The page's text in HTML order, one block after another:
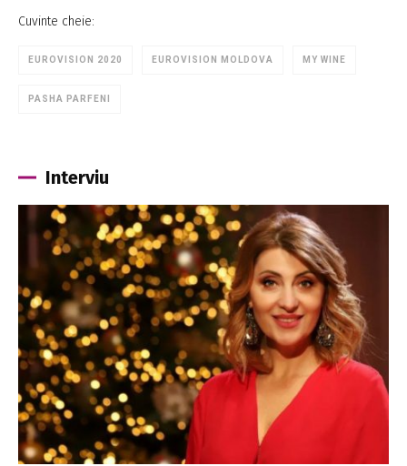
Cuvinte cheie:
EUROVISION 2020 EUROVISION MOLDOVA MY WINE
PASHA PARFENI
Interviu